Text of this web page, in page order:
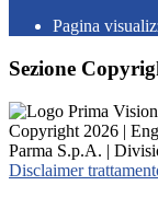
Pagina
Sezione
Copyright 2026 |
Parma S.p.A. |
Disclaimer